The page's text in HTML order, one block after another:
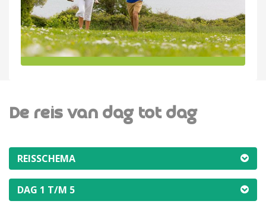
De reis van dag tot dag
REISSCHEMA
DAG 1 T/M 5